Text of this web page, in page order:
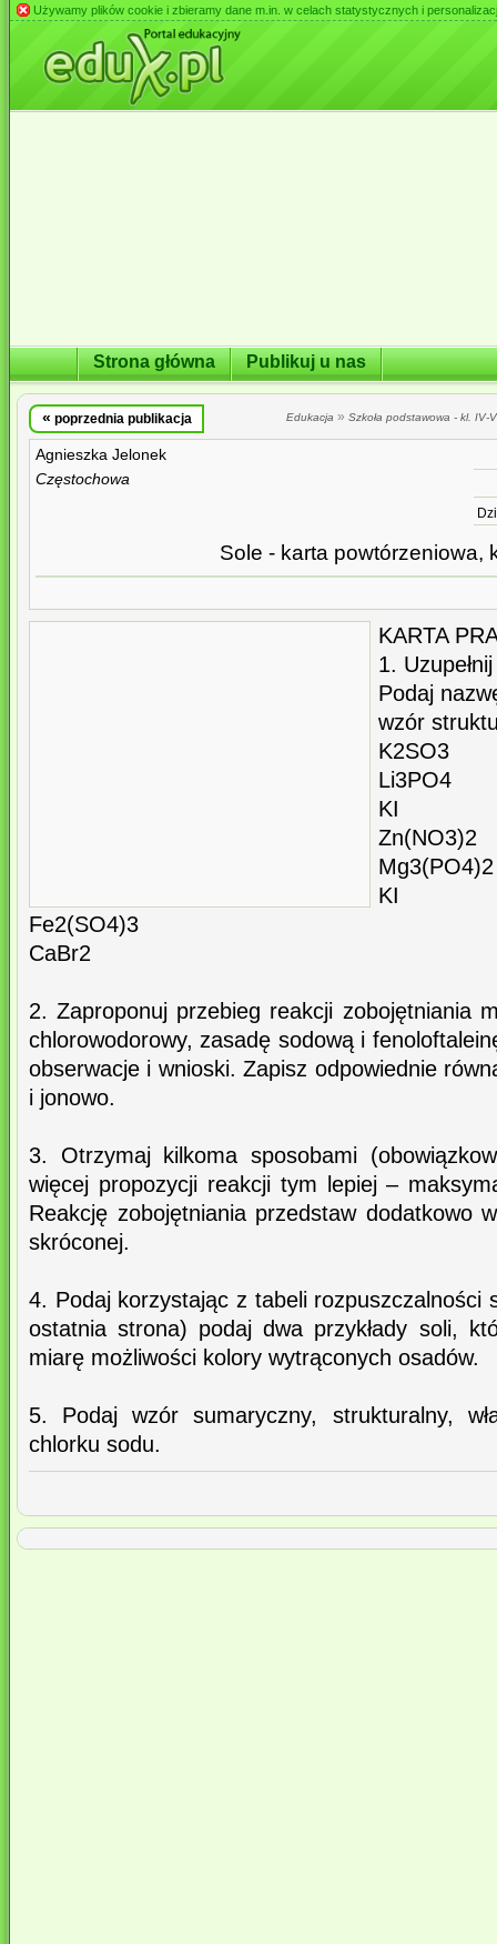
Używamy plików cookie i zbieramy dane m.in. w celach statystycznych i
Strona główna Publikuj u nas
« poprzednia publikacja Edukacja » Szkoła podstawowa - kl. IV-
Agnieszka Jelonek
Częstochowa
Sole - karta powtórzeniowa,
KARTA
1.
Podaj
wzór
K2SO3
Li3PO4
KI
Zn(NO3)2
Mg3(PO4)2
KI
Fe2(SO4)3
CaBr2
2. Zaproponuj przebieg reakcji zobojętniania
chlorowodorowy, zasadę sodową i
obserwacje i wnioski. Zapisz odpowiednie
i jonowo.
3. Otrzymaj kilkoma sposobami
więcej propozycji reakcji tym lepiej –
Reakcję zobojętniania przedstaw dodatkowo
skróconej.
4. Podaj korzystając z tabeli rozpuszczalności
ostatnia strona) podaj dwa przykłady soli,
miarę możliwości kolory wytrąconych osadów.
5. Podaj wzór sumaryczny, strukturalny,
chlorku sodu.